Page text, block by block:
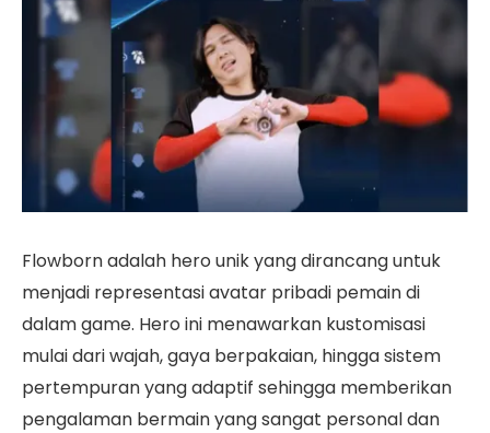
Flowborn adalah hero unik yang dirancang untuk
menjadi representasi avatar pribadi pemain di
dalam game. Hero ini menawarkan kustomisasi
mulai dari wajah, gaya berpakaian, hingga sistem
pertempuran yang adaptif sehingga memberikan
pengalaman bermain yang sangat personal dan